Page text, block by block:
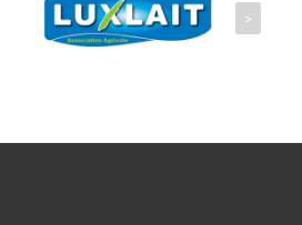
>